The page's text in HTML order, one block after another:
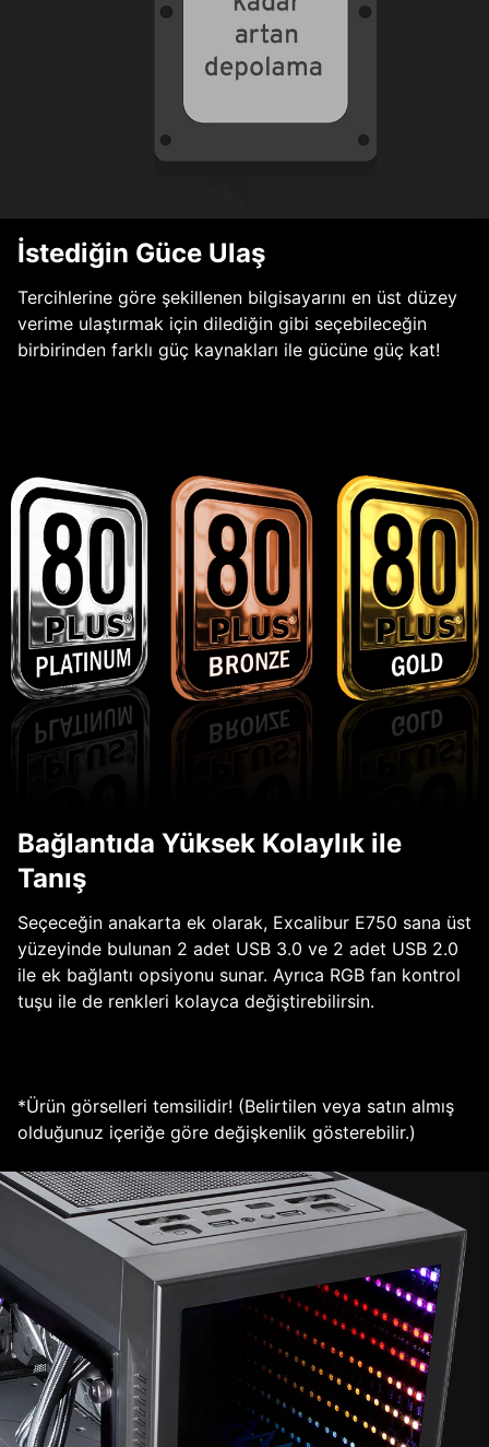
İstediğin Güce Ulaş
Tercihlerine göre şekillenen bilgisayarını en üst düzey
verime ulaştırmak için dilediğin gibi seçebileceğin
birbirinden farklı güç kaynakları ile gücüne güç kat!
Bağlantıda Yüksek Kolaylık ile
Tanış
Seçeceğin anakarta ek olarak, Excalibur E750 sana üst
yüzeyinde bulunan 2 adet USB 3.0 ve 2 adet USB 2.0
ile ek bağlantı opsiyonu sunar. Ayrıca RGB fan kontrol
tuşu ile de renkleri kolayca değiştirebilirsin.
*Ürün görselleri temsilidir! (Belirtilen veya satın almış
olduğunuz içeriğe göre değişkenlik gösterebilir.)